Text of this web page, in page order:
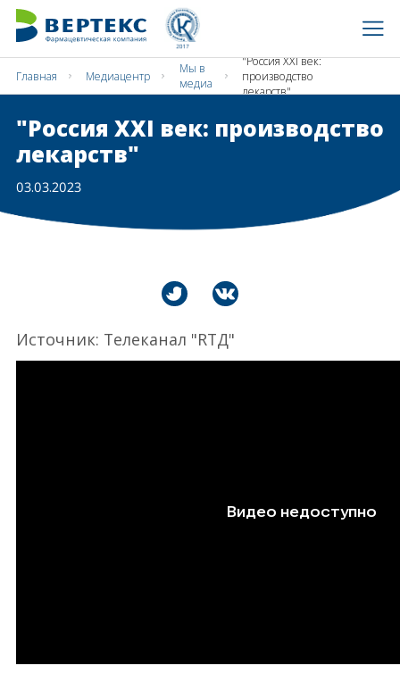
Главная Медиацентр
Мы в
медиа
"Россия XXI век:
производство
лекарств"
"Россия XXI век: производство
лекарств"
03.03.2023
Источник: Телеканал "RTД"